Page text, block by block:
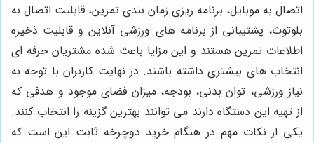
اتصال به موبایل، برنامه ریزی زمان بندی تمرین، قابلیت اتصال به
بلوتوث، پشتیبانی از برنامه های ورزشی آنلاین و قابلیت ذخیره
اطلاعات تمرین هستند و این مزایا باعث شده مشتریان حرفه ای
انتخاب های بیشتری داشته باشند. در نهایت کاربران با توجه به
نیاز ورزشی، توان بدنی، بودجه، میزان فضای موجود و هدفی که
از تهیه این دستگاه دارند می توانند بهترین گزینه را انتخاب کنند.
یکی از نکات مهم در هنگام خرید دوچرخه ثابت این است که